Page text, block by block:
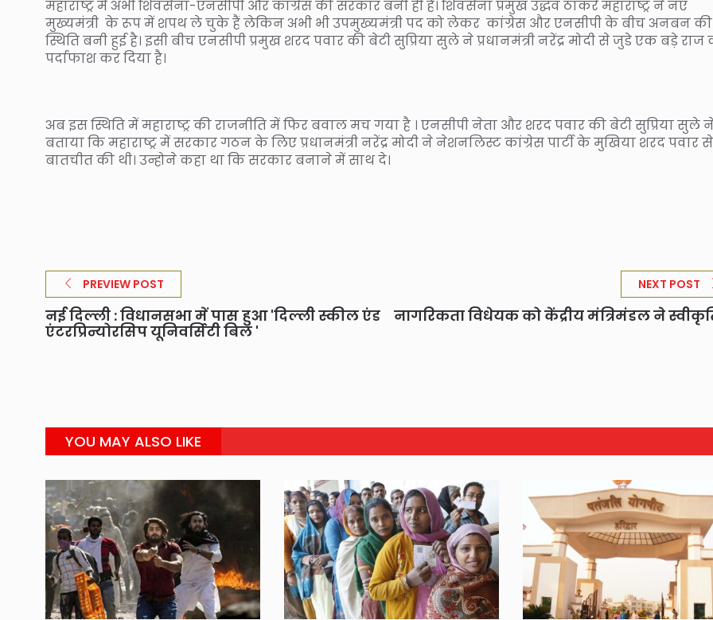
महाराष्ट्र में अभी शिवसेना-एनसीपी और कांग्रेस की सरकार बनी ही है। शिवसेना प्रमुख उद्धव ठाकरे महाराष्ट्र ने नए
मुख्यमंत्री के रूप में शपथ ले चुके हैं लेकिन अभी भी उपमुख्यमंत्री पद को लेकर कांग्रेस और एनसीपी के बीच अनबन की
स्थिति बनी हुई है। इसी बीच एनसीपी प्रमुख शरद पवार की बेटी सुप्रिया सुले ने प्रधानमंत्री नरेंद्र मोदी से जुडे एक बड़े राज
पर्दाफाश कर दिया है।
अब इस स्थिति में महाराष्ट्र की राजनीति में फिर बवाल मच गया है । एनसीपी नेता और शरद पवार की बेटी सुप्रिया सुले
बताया कि महाराष्ट्र में सरकार गठन के लिए प्रधानमंत्री नरेंद्र मोदी ने नेशनलिस्ट कांग्रेस पार्टी के मुखिया शरद पवार से
बातचीत की थी। उन्होने कहा था कि सरकार बनाने में साथ दे।
PREVIEW POST
नई दिल्ली : विधानसभा में पास हुआ 'दिल्ली स्कील एंड
एंटरप्रिन्योरसिप यूनिवर्सिटी बिल '
NEXT POST
नागरिकता विधेयक को केंद्रीय मंत्रिमंडल ने
YOU MAY ALSO LIKE